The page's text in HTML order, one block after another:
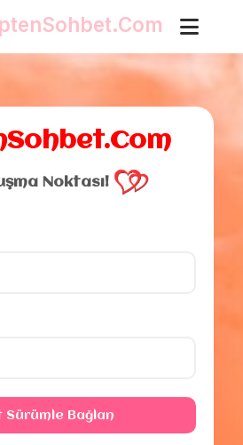
Noktası!
Sürümle Bağlan